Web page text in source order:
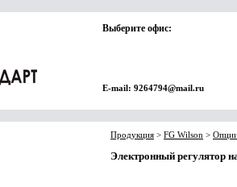
Выберите офис:
E-mail: 9264794@mail.ru
Продукция > FG Wilson >
Электронный регулятор